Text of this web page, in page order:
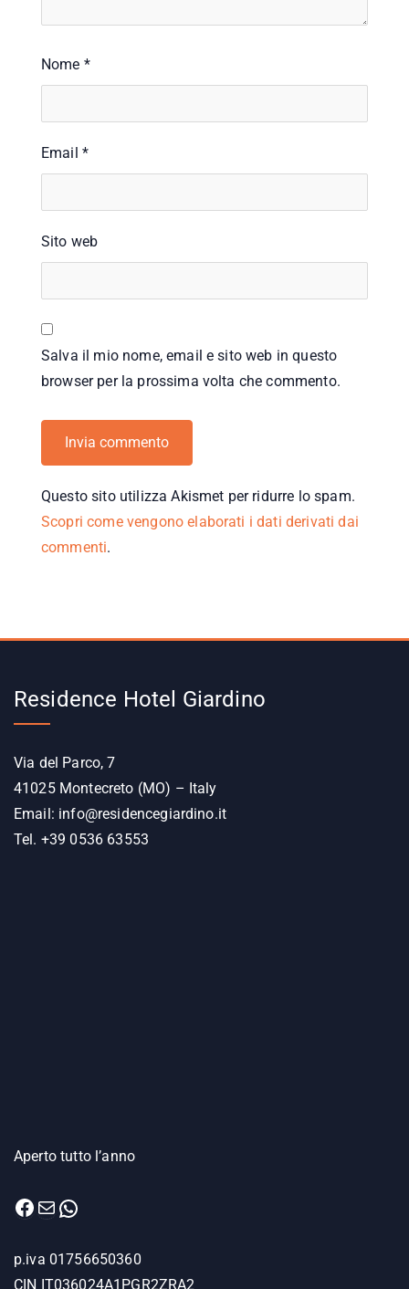
Nome *
Email *
Sito web
Salva il mio nome, email e sito web in questo
browser per la prossima volta che commento.
Questo sito utilizza Akismet per ridurre lo spam.
Scopri come vengono elaborati i dati derivati dai
commenti.
Residence Hotel Giardino
Via del Parco, 7
41025 Montecreto (MO) – Italy
Email: info@residencegiardino.it
Tel. +39 0536 63553
Aperto tutto l’anno
Facebook
EmailWhatsApp
p.iva 01756650360
CIN IT036024A1PGR2ZRA2